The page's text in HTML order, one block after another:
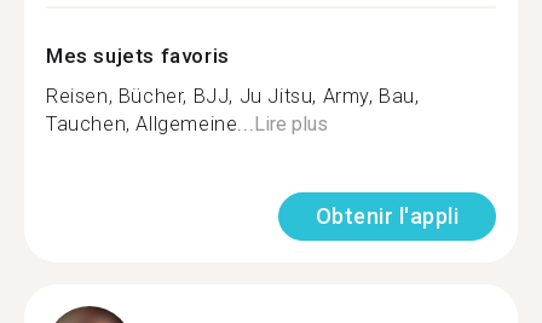
Mes sujets favoris
Reisen, Bücher, BJJ, Ju Jitsu, Army, Bau,
Tauchen, Allgemeine...Lire plus
Obtenir l'appli